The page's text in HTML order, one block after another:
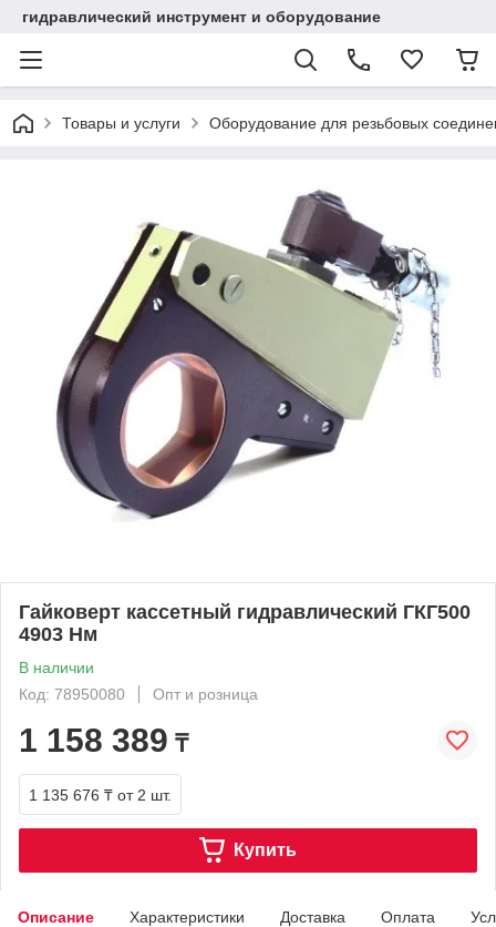
гидравлический инструмент и оборудование
Товары и услуги Оборудование для резьбовых
Гайковерт касcетный гидравлический ГКГ500
4903 Нм
В наличии
Код: 78950080
Опт и розница
1 158 389 ₸
1 135 676 ₸ от 2 шт.
Купить
Описание Характеристики Доставка Оплата